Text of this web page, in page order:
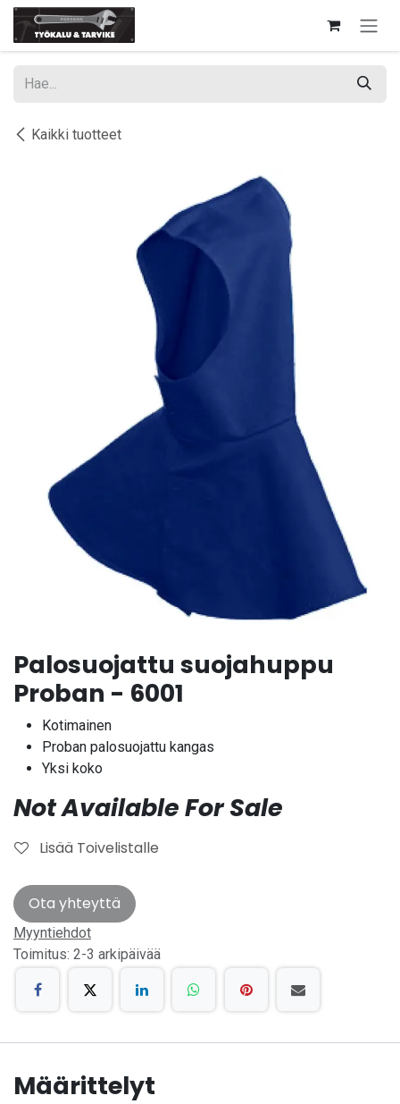
Siirry sisältöön
Kaikki tuotteet
Palosuojattu suojahuppu
Proban - 6001
Kotimainen
Proban palosuojattu kangas
Yksi koko
Not Available For Sale
Lisää Toivelistalle
Ota yhteyttä
Myyntiehdot
Toimitus: 2-3 arkipäivää
Määrittelyt